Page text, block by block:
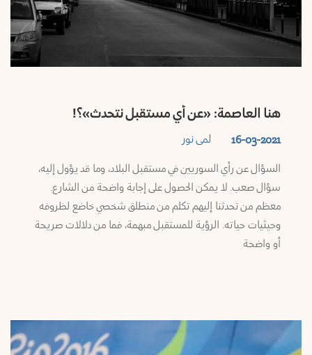
هنا العاصمة: «عن أي مستقبل نتحدث»؟!
لمى نور 16-03-2021
السؤال عن رأي السوريين في مستقبل البلاد، وما قد يؤول إليه،
سؤال صعب. لا يمكن الحصول على إجابة واضحة من الشارع.
معظم من تحدثنا إليهم تكلم من منطلق شخصي خاضع لظروفه
وحيثيات حياته. الرؤية للمستقبل مبهمة، فما من دلالات صريحة
أو واضحة